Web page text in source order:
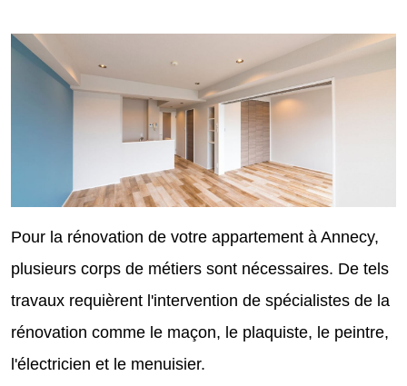
Pour la rénovation de votre appartement à Annecy,
plusieurs corps de métiers sont nécessaires. De tels
travaux requièrent l'intervention de spécialistes de la
rénovation comme le maçon, le plaquiste, le peintre,
l'électricien et le menuisier.